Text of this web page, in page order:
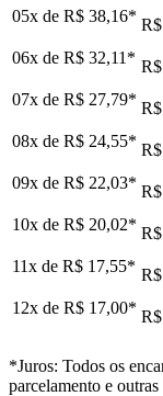
05x de R$ 38,16*
06x de R$ 32,11 *
07x de R$ 27,79*
08x de R$ 24,55*
09x de R$ 22,03*
10x de R$ 20,02*
11x de R$ 17,55*
12x de R$ 17,00*
*Juros: Todos os
parcelamento e